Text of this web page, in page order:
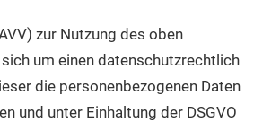
zur Nutzung des oben
um einen datenschutzrechtlich
die personenbezogenen Daten
und unter Einhaltung der DSGVO